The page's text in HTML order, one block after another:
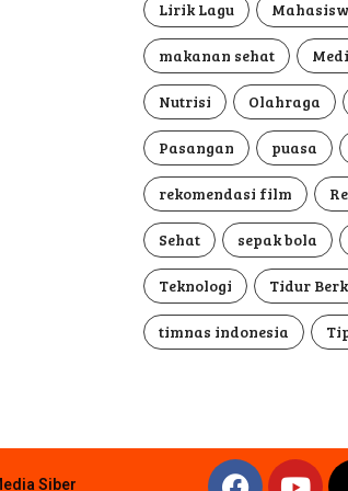
Lirik Lagu
makanan sehat
Nutrisi Olahraga
Pasangan puasa
rekomendasi film
Sehat sepak bola
Teknologi Tidur
timnas indonesia
Siber